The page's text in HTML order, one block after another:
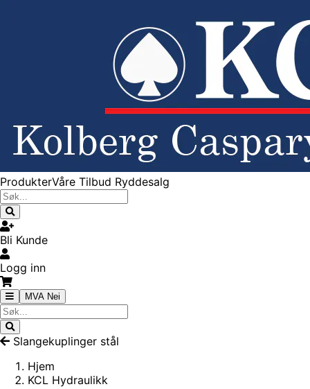
ProdukterVåre Tilbud Ryddesalg
Bli Kunde
Logg inn
MVA Nei
Slangekuplinger stål
Hjem
KCL Hydraulikk